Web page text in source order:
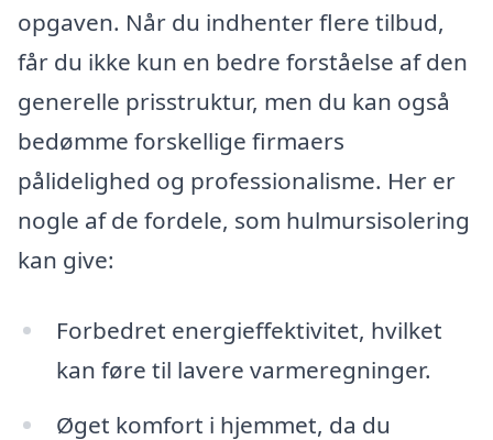
opgaven. Når du indhenter flere tilbud,
får du ikke kun en bedre forståelse af den
generelle prisstruktur, men du kan også
bedømme forskellige firmaers
pålidelighed og professionalisme. Her er
nogle af de fordele, som hulmursisolering
kan give:
Forbedret energieffektivitet, hvilket
kan føre til lavere varmeregninger.
Øget komfort i hjemmet, da du